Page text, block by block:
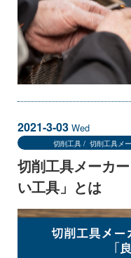
2021-3-03 Wed
切削工具 切削工具メ
切削工具メーカ
い工具」とは